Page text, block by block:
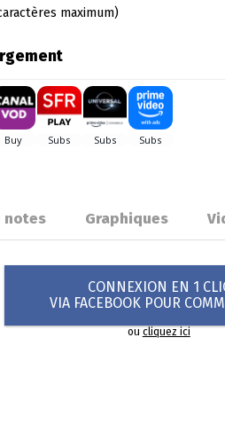
maximum)
notes Graphiques
CONNEXION EN 1
VIA FACEBOOK POUR
oucliquez ici